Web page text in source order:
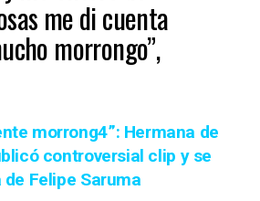
me di cuenta
morrongo”,
morrong4”: Hermana de
controversial clip y se
Felipe Saruma